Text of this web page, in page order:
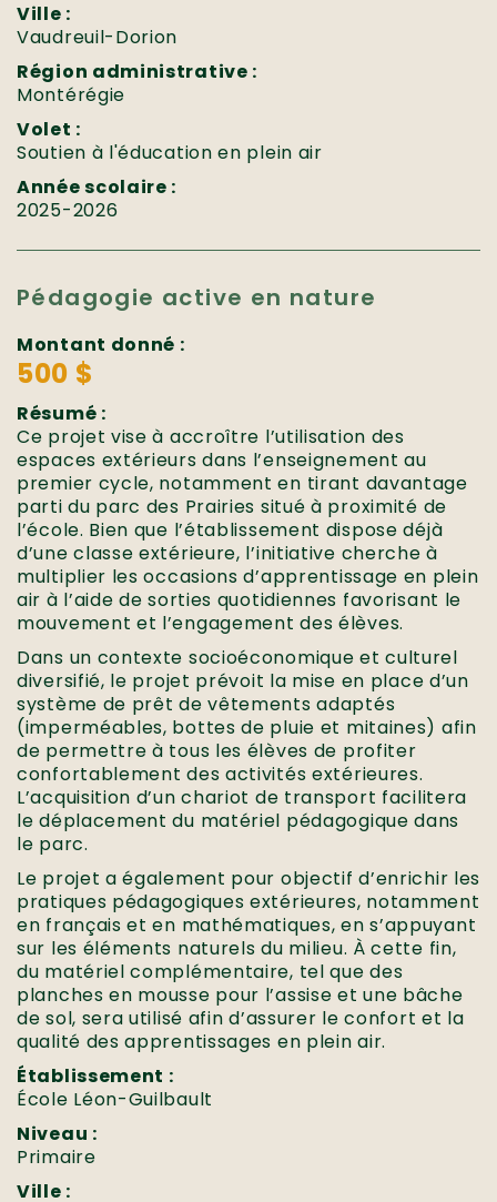
Ville :
Vaudreuil-Dorion
Région administrative :
Montérégie
Volet :
Soutien à l'éducation en plein air
Année scolaire :
2025-2026
Pédagogie active en nature
Montant donné :
500 $
Résumé :
Ce projet vise à accroître l’utilisation des
espaces extérieurs dans l’enseignement au
premier cycle, notamment en tirant davantage
parti du parc des Prairies situé à proximité de
l’école. Bien que l’établissement dispose déjà
d’une classe extérieure, l’initiative cherche à
multiplier les occasions d’apprentissage en plein
air à l’aide de sorties quotidiennes favorisant le
mouvement et l’engagement des élèves.
Dans un contexte socioéconomique et culturel
diversifié, le projet prévoit la mise en place d’un
système de prêt de vêtements adaptés
(imperméables, bottes de pluie et mitaines) afin
de permettre à tous les élèves de profiter
confortablement des activités extérieures.
L’acquisition d’un chariot de transport facilitera
le déplacement du matériel pédagogique dans
le parc.
Le projet a également pour objectif d’enrichir les
pratiques pédagogiques extérieures, notamment
en français et en mathématiques, en s’appuyant
sur les éléments naturels du milieu. À cette fin,
du matériel complémentaire, tel que des
planches en mousse pour l’assise et une bâche
de sol, sera utilisé afin d’assurer le confort et la
qualité des apprentissages en plein air.
Établissement :
École Léon-Guilbault
Niveau :
Primaire
Ville :